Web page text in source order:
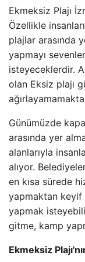
Ekmeksiz Plajı
Özellikle
plajlar arasında
yapmayı
isteyeceklerdir.
olan Eksiz plajı
Günümüzde
arasında yer
alanlarıyla
alıyor.
en kısa sürede
yapmaktan keyif
yapmak
gitme, kamp
Ekmeksiz